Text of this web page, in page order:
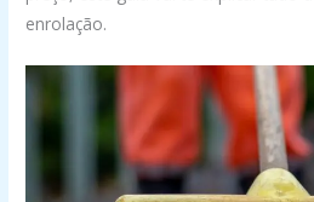
enrolação.